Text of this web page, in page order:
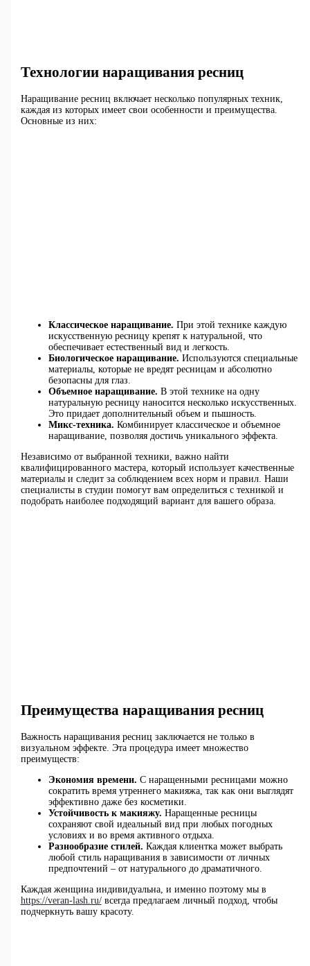
Технологии наращивания ресниц
Наращивание ресниц включает несколько популярных техник,
каждая из которых имеет свои особенности и преимущества.
Основные из них:
Классическое наращивание. При этой технике каждую
искусственную ресницу крепят к натуральной, что
обеспечивает естественный вид и легкость.
Биологическое наращивание. Используются специальные
материалы, которые не вредят ресницам и абсолютно
безопасны для глаз.
Объемное наращивание. В этой технике на одну
натуральную ресницу наносится несколько искусственных.
Это придает дополнительный объем и пышность.
Микс-техника. Комбинирует классическое и объемное
наращивание, позволяя достичь уникального эффекта.
Независимо от выбранной техники, важно найти
квалифицированного мастера, который использует качественные
материалы и следит за соблюдением всех норм и правил. Наши
специалисты в студии помогут вам определиться с техникой и
подобрать наиболее подходящий вариант для вашего образа.
Преимущества наращивания ресниц
Важность наращивания ресниц заключается не только в
визуальном эффекте. Эта процедура имеет множество
преимуществ:
Экономия времени. С наращенными ресницами можно
сократить время утреннего макияжа, так как они выглядят
эффективно даже без косметики.
Устойчивость к макияжу. Наращенные ресницы
сохраняют свой идеальный вид при любых погодных
условиях и во время активного отдыха.
Разнообразие стилей. Каждая клиентка может выбрать
любой стиль наращивания в зависимости от личных
предпочтений – от натурального до драматичного.
Каждая женщина индивидуальна, и именно поэтому мы в
https://veran-lash.ru/всегда предлагаем личный подход, чтобы
подчеркнуть вашу красоту.